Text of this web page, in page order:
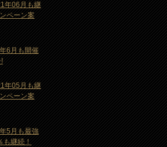
年06月も継
ペーン案
6月も開催
年05月も継
ペーン案
5月も最強
も継続！